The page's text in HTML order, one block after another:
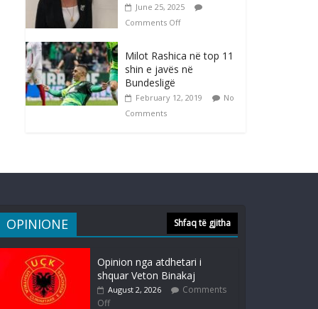
June 25, 2025
Comments Off
Milot Rashica në top 11
shin e javës në
Bundesligë
February 12, 2019
No
Comments
OPINIONE Shfaq të gjitha
Opinion nga atdhetari i
shquar Veton Binakaj
August 2, 2026
Comments
Off